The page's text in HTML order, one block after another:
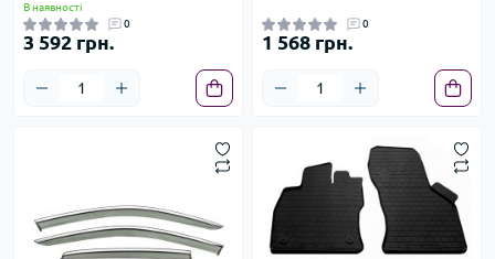
В наявності
0
3 592 грн.
0
1 568 грн.